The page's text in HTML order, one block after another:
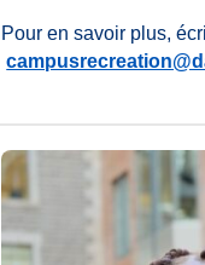
Pour en savoir plus,